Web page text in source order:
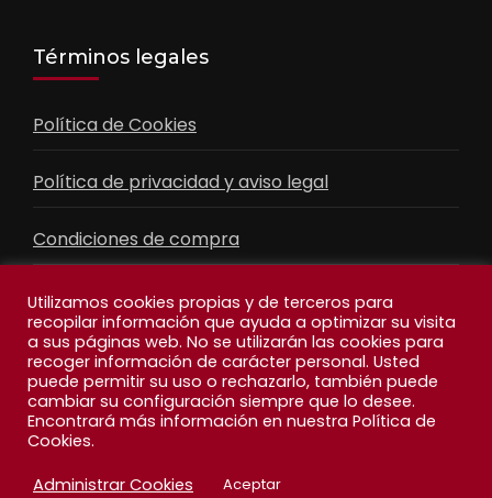
Términos legales
Política de Cookies
Política de privacidad y aviso legal
Condiciones de compra
Contacto
Facebook
Feed
Utilizamos cookies propias y de terceros para
recopilar información que ayuda a optimizar su visita
a sus páginas web. No se utilizarán las cookies para
recoger información de carácter personal. Usted
puede permitir su uso o rechazarlo, también puede
cambiar su configuración siempre que lo desee.
Encontrará más información en nuestra Política de
Cookies.
Administrar Cookies
Aceptar